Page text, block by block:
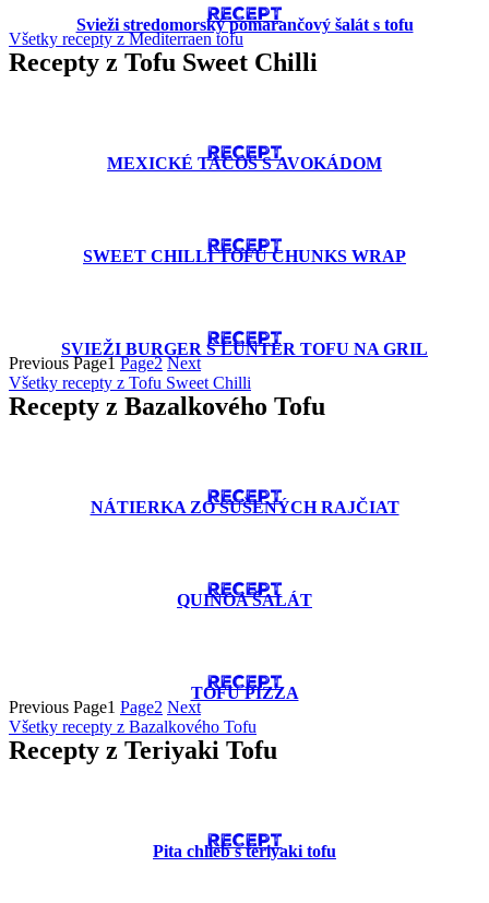
RECEPT
Svieži stredomorský pomarančový šalát s tofu
Všetky recepty z Mediterraen tofu
Recepty z Tofu Sweet Chilli
RECEPT
MEXICKÉ TACOS S AVOKÁDOM
RECEPT
SWEET CHILLI TOFU CHUNKS WRAP
RECEPT
SVIEŽI BURGER S LUNTER TOFU NA GRIL
Previous Page1 Page2 Next
Všetky recepty z Tofu Sweet Chilli
Recepty z Bazalkového Tofu
RECEPT
NÁTIERKA ZO SUŠENÝCH RAJČIAT
RECEPT
QUINOA ŠALÁT
RECEPT
TOFU PIZZA
Previous Page1 Page2 Next
Všetky recepty z Bazalkového Tofu
Recepty z Teriyaki Tofu
RECEPT
Pita chlieb s teriyaki tofu